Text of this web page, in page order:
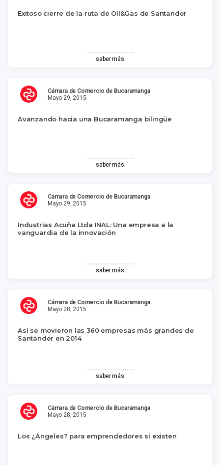
Exitoso cierre de la ruta de Oíl&Gas de Santander
saber más
Cámara de Comercio de Bucaramanga
Mayo 29, 2015
Avanzando hacia una Bucaramanga bilingüe
saber más
Cámara de Comercio de Bucaramanga
Mayo 29, 2015
Industrias Acuña Ltda INAL: Una empresa a la
vanguardia de la innovación
saber más
Cámara de Comercio de Bucaramanga
Mayo 28, 2015
Así se movieron las 360 empresas más grandes de
Santander en 2014
saber más
Cámara de Comercio de Bucaramanga
Mayo 28, 2015
Los ¿Ángeles? para emprendedores sí existen